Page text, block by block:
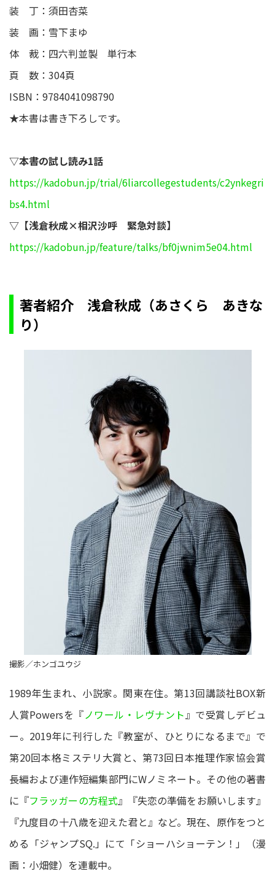
装 丁：須田杏菜
装 画：雪下まゆ
体 裁：四六判並製 単行本
頁 数：304頁
ISBN：9784041098790
★本書は書き下ろしです。
▽本書の試し読み1話
https://kadobun.jp/trial/6liarcollegestudents/c2ynkegri
bs4.html
▽【浅倉秋成×相沢沙呼 緊急対談】
https://kadobun.jp/feature/talks/bf0jwnim5e04.html
著者紹介 浅倉秋成（あさくら あきな
り）
撮影／ホンゴユウジ
1989年生まれ、小説家。関東在住。第13回講談社BOX新
人賞Powersを『ノワール・レヴナント 』で受賞しデビュ
ー。2019年に刊行した『教室が、ひとりになるまで』で
第20回本格ミステリ大賞と、第73回日本推理作家協会賞
長編および連作短編集部門にWノミネート。その他の著書
に『フラッガーの方程式』『失恋の準備をお願いします』
『九度目の十八歳を迎えた君と』など。現在、原作をつと
める「ジャンプSQ.」にて「ショーハショーテン！」（漫
画：小畑健）を連載中。